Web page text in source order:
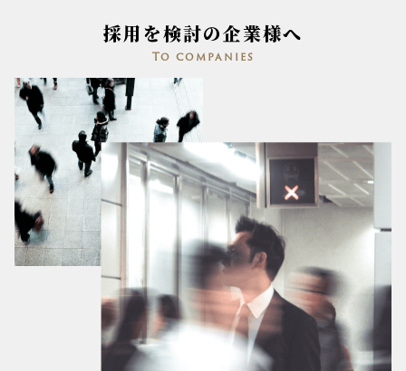
採用を検討の企業様へ
To companies